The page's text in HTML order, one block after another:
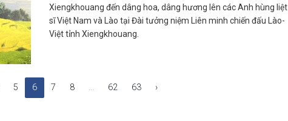
Xiengkhouang đến dâng hoa, dâng hương lên các Anh hùng liệt
sĩ Việt Nam và Lào tại Đài tưởng niệm Liên minh chiến đấu Lào-
Việt tỉnh Xiengkhouang.
5 6 7 8 ... 62 63 ›